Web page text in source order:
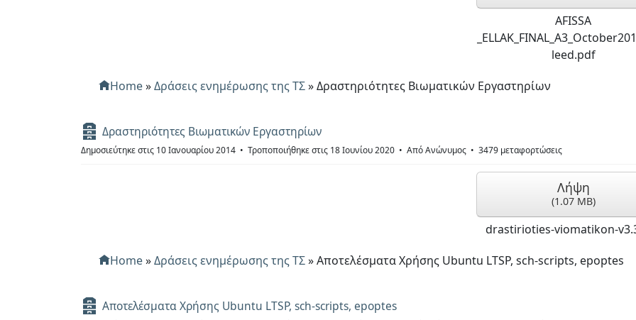
AFISSA
leed.pdf
Home»Δράσεις ενημέρωσης της ΤΣ»Δραστηριότητες Βιωματικών Εργαστηρίων
Α
χ
Δραστηριότητες Βιωματικών Εργαστηρίων
Δημοσιεύτηκε στις 10 Ιανουαρίου 2014 Τροποποιήθηκε στις 18 Ιουνίου 2020 ΑπόΑνώνυμος 3479 μεταφορτώσεις
Λήψη
(1.07 MB)
drastirioties-viomatikon-
Home»Δράσεις ενημέρωσης της ΤΣ»Αποτελέσματα Χρήσης Ubuntu LTSP, sch-scripts, epoptes
ΑΑποτελέσματα Χρήσης Ubuntu LTSP, sch-scripts, epoptes